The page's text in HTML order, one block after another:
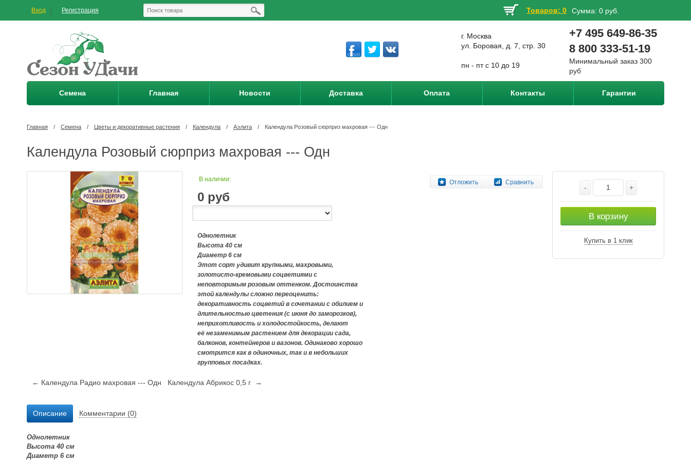
Вход Регистрация Товаров: 0 Сумма: 0 руб.
г. Москва
ул. Боровая, д. 7, стр. 30
пн - пт с 10 до 19
+7 495 649-86-35
8 800 333-51-19
Минимальный заказ 300
руб
Семена Главная Новости Доставка Оплата Контакты Гарантии
Главная / Семена / Цветы и декоративные растения / Календула / Аэлита / Календула Розовый сюрприз махровая --- Одн
Календула Розовый сюрприз махровая --- Одн
Отложить Сравнить
В наличии:
0 руб
Однолетник
Высота 40 см
Диаметр 6 см
Этот сорт удивит крупными, махровыми,
золотисто-кремовыми соцветиями с
неповторимым розовым оттенком. Достоинства
этой календулы сложно переоценить:
декоративность соцветий в сочетании с обилием и
длительностью цветения (с июня до заморозков),
неприхотливость и холодостойкость, делают
её незаменимым растением для декорации сада,
балконов, контейнеров и вазонов. Одинаково хорошо
смотрится как в одиночных, так и в небольших
групповых посадках.
- +
В корзину
Купить в 1 клик
← Календула Радио махровая --- Одн Календула Абрикос 0,5 г →
Описание Комментарии (0)
Однолетник
Высота 40 см
Диаметр 6 см